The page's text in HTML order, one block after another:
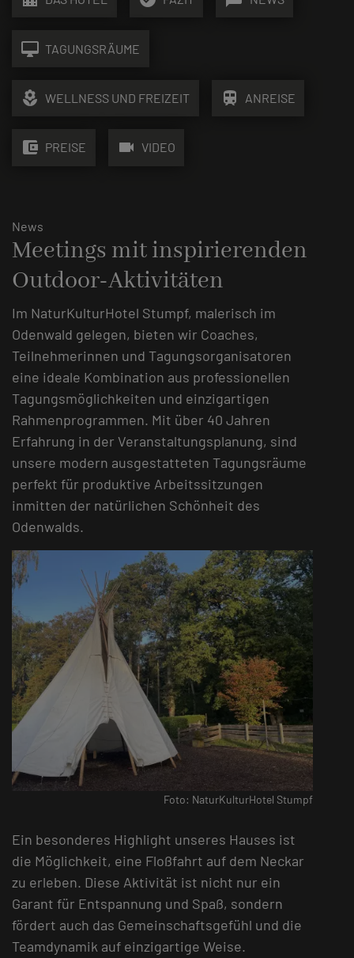
desktop_mac TAGUNGSRÄUME
local_florist WELLNESS UND FREIZEIT train ANREISE
account_balance_wallet PREISE videocam VIDEO
News
Meetings mit inspirierenden
Outdoor-Aktivitäten
Im NaturKulturHotel Stumpf, malerisch im
Odenwald gelegen, bieten wir Coaches,
Teilnehmerinnen und Tagungsorganisatoren
eine ideale Kombination aus professionellen
Tagungsmöglichkeiten und einzigartigen
Rahmenprogrammen. Mit über 40 Jahren
Erfahrung in der Veranstaltungsplanung, sind
unsere modern ausgestatteten Tagungsräume
perfekt für produktive Arbeitssitzungen
inmitten der natürlichen Schönheit des
Odenwalds.
Foto: NaturKulturHotel Stumpf
Ein besonderes Highlight unseres Hauses ist
die Möglichkeit, eine Floßfahrt auf dem Neckar
zu erleben. Diese Aktivität ist nicht nur ein
Garant für Entspannung und Spaß, sondern
fördert auch das Gemeinschaftsgefühl und die
Teamdynamik auf einzigartige Weise.